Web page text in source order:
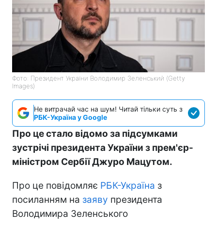
Фото: Президент України Володимир Зеленський (Getty
Images)
Не витрачай час на шум! Читай тільки суть з
РБК-Україна у Google
Про це стало відомо за підсумками
зустрічі президента України з прем'єр-
міністром Сербії Джуро Мацутом.
Про це повідомляє РБК-Україна з
посиланням на заяву президента
Володимира Зеленського